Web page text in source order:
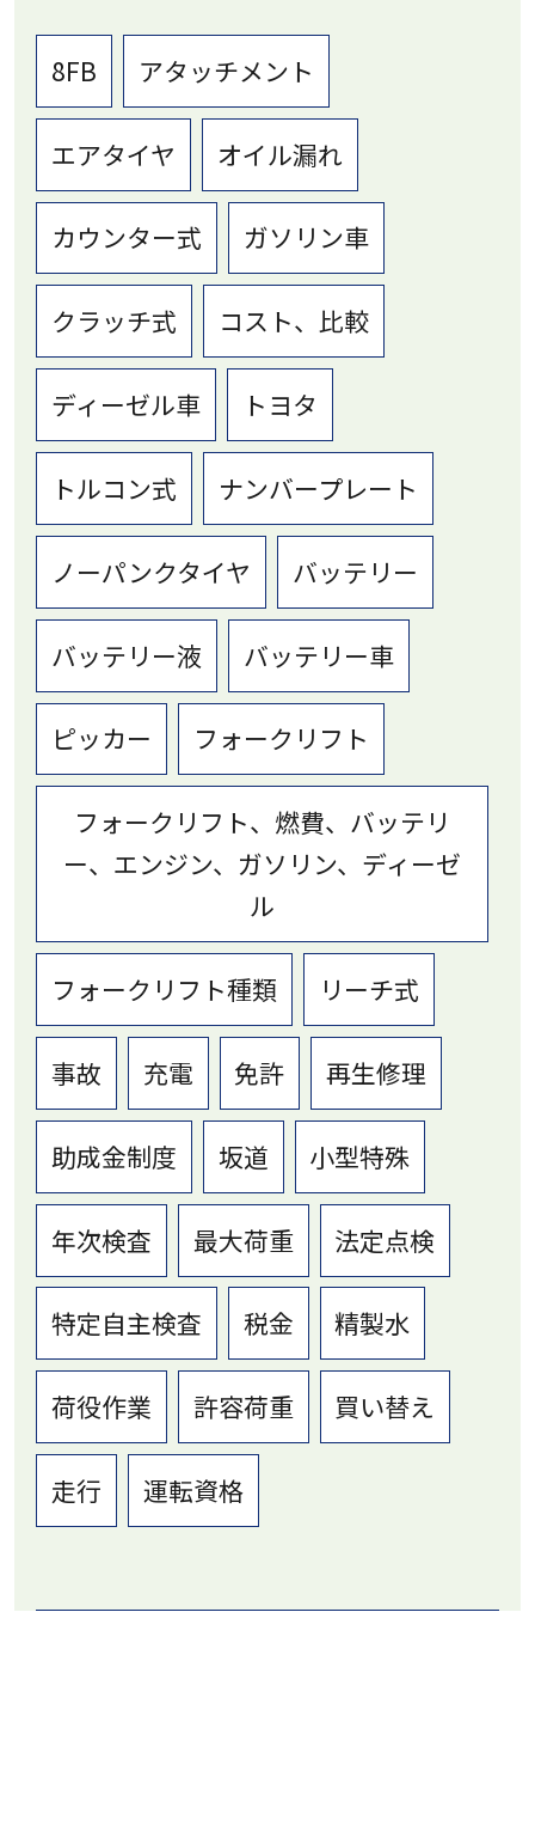
8FB アタッチメント
エアタイヤ オイル漏れ
カウンター式 ガソリン車
クラッチ式 コスト、比較
ディーゼル車 トヨタ
トルコン式 ナンバープレート
ノーパンクタイヤ バッテリー
バッテリー液 バッテリー車
ピッカー フォークリフト
フォークリフト、燃費、バッテリ
ー、エンジン、ガソリン、ディーゼ
ル
フォークリフト種類 リーチ式
事故 充電 免許 再生修理
助成金制度 坂道 小型特殊
年次検査 最大荷重 法定点検
特定自主検査 税金 精製水
荷役作業 許容荷重 買い替え
走行 運転資格